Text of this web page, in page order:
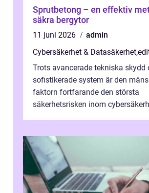
Sprutbetong – en effektiv
säkra bergytor
11 juni 2026
admin
Cybersäkerhet & Datasäkerhet,
Trots avancerade tekniska skydd
sofistikerade system är den
faktorn fortfarande den största
säkerhetsrisken inom